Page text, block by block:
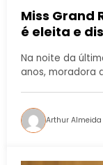
Miss Grand
é eleita e
Na noite da
anos, moradora
Arthur Almeida